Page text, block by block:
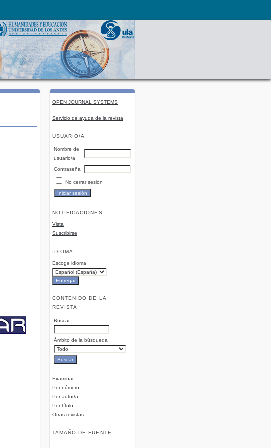
OPEN JOURNAL SYSTEMS
Servicio de ayuda de la revista
USUARIO/A
Nombre de
usuario/a
Contraseña
No cerrar sesión
NOTIFICACIONES
Vista
Suscribirse
IDIOMA
Escoge idioma
CONTENIDO DE LA
REVISTA
Buscar
Ámbito de la búsqueda
Examinar
Por número
Por autor/a
Por título
Otras revistas
TAMAÑO DE FUENTE